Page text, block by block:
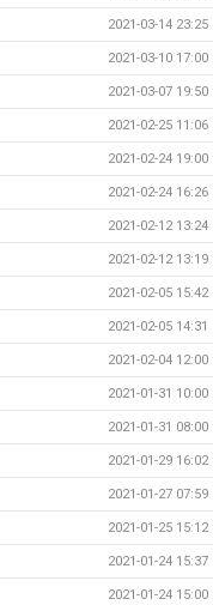
2021-03-14 23:25
2021-03-10 17:00
2021-03-07 19:50
2021-02-25 11:06
2021-02-24 19:00
2021-02-24 16:26
2021-02-12 13:24
2021-02-12 13:19
2021-02-05 15:42
2021-02-05 14:31
2021-02-04 12:00
2021-01-31 10:00
2021-01-31 08:00
2021-01-29 16:02
2021-01-27 07:59
2021-01-25 15:12
2021-01-24 15:37
2021-01-24 15:00